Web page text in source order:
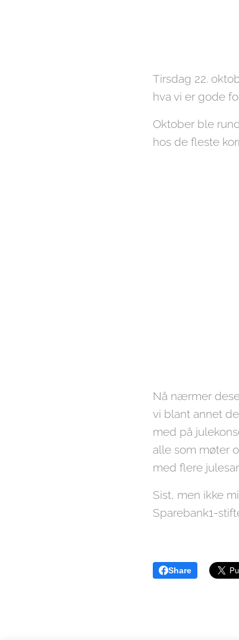
Tirsdag 22.
hva vi er gode
Oktober ble
hos de fleste
Nå nærmer
vi blant annet
med på
alle som møter
med flere
Sist, men ikke
Sparebank1-
Share